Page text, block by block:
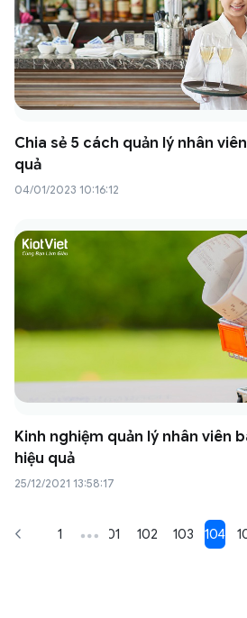
Chia sẻ 5 cách quản lý nhân
quả
04/01/2023 10:16:12
Kinh nghiệm quản lý nhân viên
hiệu quả
25/12/2021 13:58:17
1 … 101 102 103 104